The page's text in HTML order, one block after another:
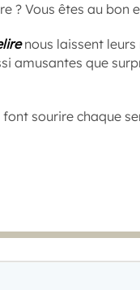
? Vous êtes au bon
nous laissent leurs
amusantes que
sourire chaque